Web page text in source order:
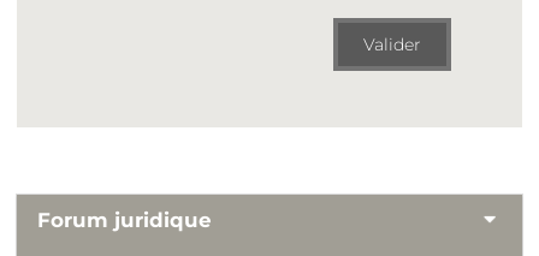
Valider
Forum juridique